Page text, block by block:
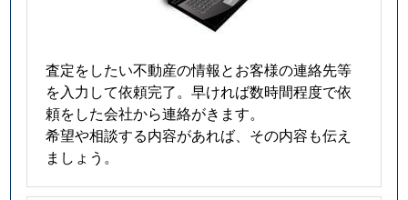
3,500万円
西大物町
3,300万円
尼崎(阪神)
西大物町
3,400万円
尼崎(阪神)
西大物町
2,700万円
尼崎(阪神)
査定をしたい不動産の情報とお客様の連絡先等
を入力して依頼完了。早ければ数時間程度で依
頼をした会社から連絡がきます。
希望や相談する内容があれば、その内容も伝え
ましょう。